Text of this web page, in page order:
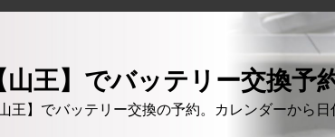
山王】でバッテリー交換予
山王】でバッテリー交換の予約。カレンダーから